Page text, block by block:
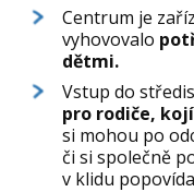
Centrum je
vyhovovalo
dětmi.
Vstup do
pro rodiče,
si mohou po
či si společně
v klidu